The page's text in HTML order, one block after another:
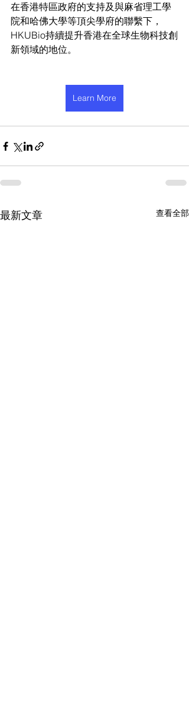
在香港特區政府的支持及與麻省理工學
院和哈佛大學等頂尖學府的聯繫下，
HKUBio持續提升香港在全球生物科技創
新領域的地位。
Learn More
最新文章 查看全部